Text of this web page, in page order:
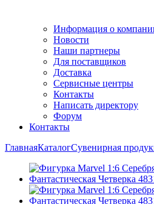
Информация о
Новости
Наши партнеры
Для поставщиков
Доставка
Сервисные центры
Контакты
Написать директору
Форум
Контакты
ГлавнаяКаталогСувенирная